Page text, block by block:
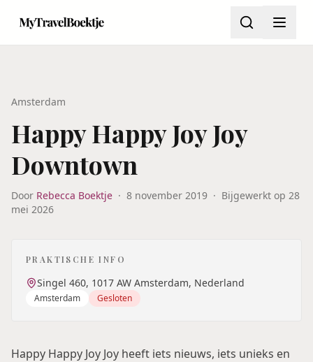
Amsterdam
Happy Happy Joy Joy
Downtown
Door Rebecca Boektje · 8 november 2019 · Bijgewerkt op 28
mei 2026
PRAKTISCHE INFO
Singel 460, 1017 AW Amsterdam, Nederland
Amsterdam Gesloten
Happy Happy Joy Joy heeft iets nieuws, iets unieks en